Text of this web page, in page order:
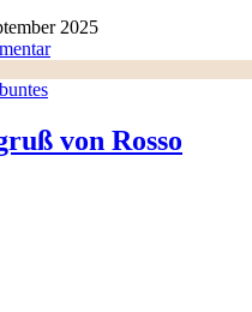
2025
von Rosso